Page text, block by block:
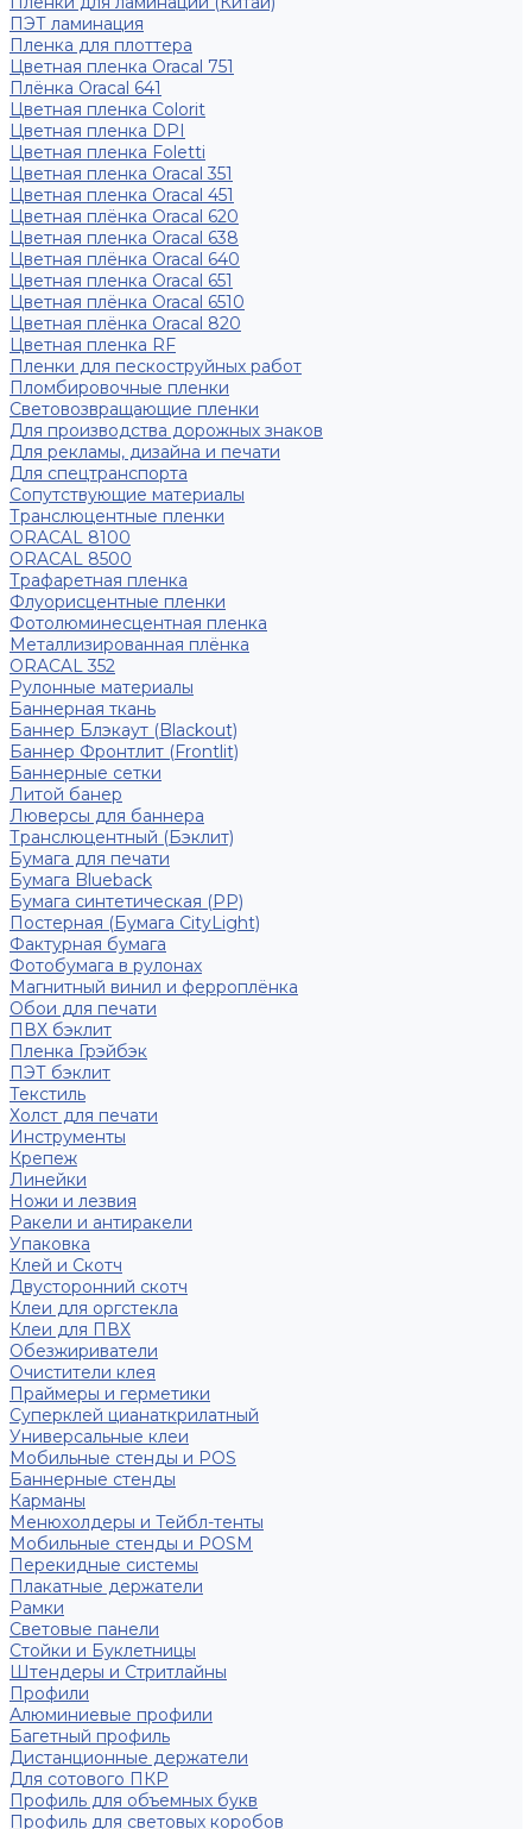
ПЭТ ламинация
Пленка для плоттера
Цветная пленка Oracal 751
Плёнка Oracal 641
Цветная пленка Colorit
Цветная пленка DPI
Цветная пленка Foletti
Цветная пленка Oracal 351
Цветная пленка Oracal 451
Цветная плёнка Oracal 620
Цветная пленка Oracal 638
Цветная плёнка Oracal 640
Цветная пленка Oracal 651
Цветная плёнка Oracal 6510
Цветная плёнка Oracal 820
Цветная пленка RF
Пленки для пескоструйных работ
Пломбировочные пленки
Световозвращающие пленки
Для производства дорожных знаков
Для рекламы, дизайна и печати
Для спецтранспорта
Сопутствующие материалы
Транслюцентные пленки
ORACAL 8100
ORACAL 8500
Трафаретная пленка
Флуорисцентные пленки
Фотолюминесцентная пленка
Металлизированная плёнка
ORACAL 352
Рулонные материалы
Баннерная ткань
Баннер Блэкаут (Blackout)
Баннер Фронтлит (Frontlit)
Баннерные сетки
Литой банер
Люверсы для баннера
Транслюцентный (Бэклит)
Бумага для печати
Бумага Blueback
Бумага синтетическая (PP)
Постерная (Бумага CityLight)
Фактурная бумага
Фотобумага в рулонах
Магнитный винил и ферроплёнка
Обои для печати
ПВХ бэклит
Пленка Грэйбэк
ПЭТ бэклит
Текстиль
Холст для печати
Инструменты
Крепеж
Линейки
Ножи и лезвия
Ракели и антиракели
Упаковка
Клей и Скотч
Двусторонний скотч
Клеи для оргстекла
Клеи для ПВХ
Обезжириватели
Очистители клея
Праймеры и герметики
Суперклей цианаткрилатный
Универсальные клеи
Мобильные стенды и POS
Баннерные стенды
Карманы
Менюхолдеры и Тейбл-тенты
Мобильные стенды и POSM
Перекидные системы
Плакатные держатели
Рамки
Световые панели
Стойки и Буклетницы
Штендеры и Стритлайны
Профили
Алюминиевые профили
Багетный профиль
Дистанционные держатели
Для сотового ПКР
Профиль для объемных букв
Профиль для световых коробов